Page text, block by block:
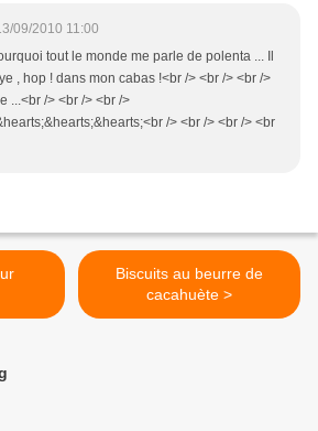
09/2010 11:00
tout le monde me parle de polenta ... Il
, hop ! dans mon cabas !<br /> <br /> <br />
...<br /> <br /> <br />
/> <br /> <br /> <br
Biscuits au beurre de
cacahuète >